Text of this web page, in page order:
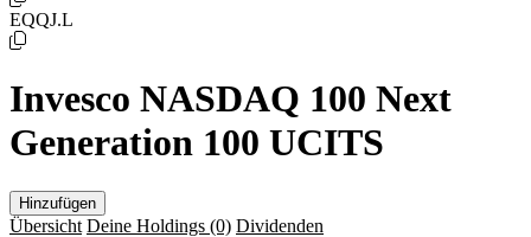
EQQJ.L
Invesco NASDAQ 100 Next
Generation 100 UCITS
Hinzufügen
Übersicht Deine Holdings (0) Dividenden